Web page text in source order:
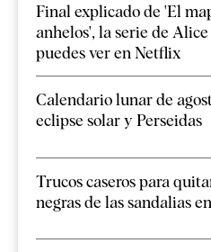
Final explicado de 'El
anhelos', la serie de
puedes ver en Netflix
Calendario lunar de
eclipse solar y Perseidas
Trucos caseros para
negras de las sandalias